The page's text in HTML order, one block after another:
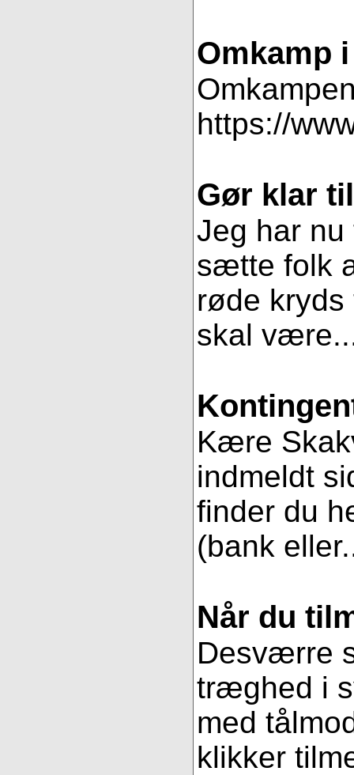
Omkamp
https://
Gør klar
Jeg har
sætte folk
røde
skal
Kære
indmeldt
finder du
(bank
Når du
Desværre
træghed i
med
klikker